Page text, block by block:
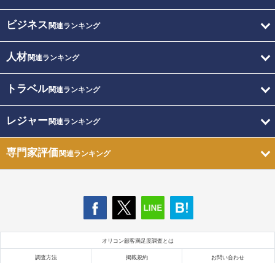
ビジネス 関連ランキング
人材関連ランキング
トラベル関連ランキング
レジャー関連ランキング
専門家評価関連ランキング
オリコン顧客満足度調査とは
調査方法 掲載規約 お問い合わせ